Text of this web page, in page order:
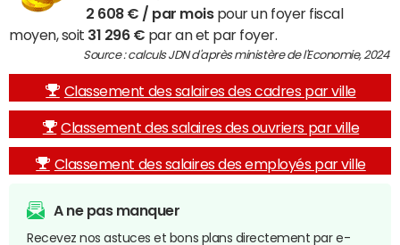
2 608 € / par moispour un foyer fiscal
moyen, soit 31 296 € par an et par foyer.
Source : calculs JDN d'après ministère de l'Economie, 2024
Classement des salaires des cadres par ville
Classement des salaires des ouvriers par ville
Classement des salaires des employés par ville
A ne pas manquer
Recevez nos astuces et bons plans directement par e-